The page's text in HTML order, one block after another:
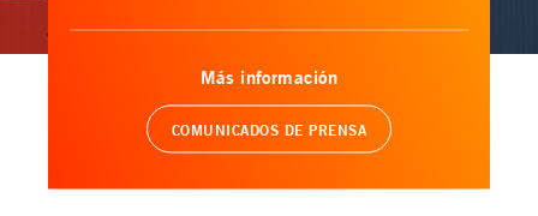
Más información
COMUNICADOS DE PRENSA